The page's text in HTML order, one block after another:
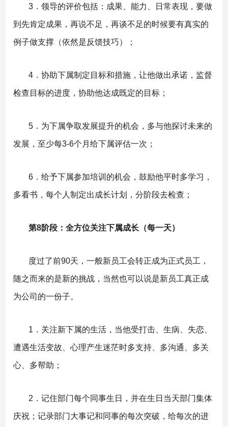
3．领导的评价包括：成果、能力、日常表现，要做
到先肯定成果，再说不足，再谈不足的时候要有真实的
例子做支撑（依然是反馈技巧）；
4．协助下属制定目标和措施，让他做出承诺，监督
检查目标的进度，协助他达成既定的目标；
5．为下属争取发展提升的机会，多与他探讨未来的
发展，至少每3-6个月给下属评估一次；
6．给予下属参加培训的机会，鼓励他平时多学习，
多看书，每个人制定出成长计划，分阶段去检查；
第8阶段：全方位关注下属成长（每一天）
度过了前90天，一般新员工会转正成为正式员工，
随之而来的是新的挑战，当然也可以说是新员工真正成
为公司的一份子。
1．关注新下属的生活，当他受打击、生病、失恋、
遭遇生活变故、心理产生迷茫时多支持、多沟通、多关
心、多帮助；
2．记住部门每个同事生日，并在生日当天部门集体
庆祝；记录部门大事记和同事的每次突破，给每次的进